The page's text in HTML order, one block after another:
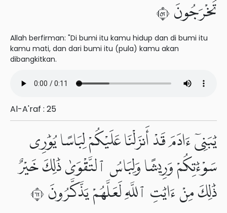
تُخْرَجُونَ ٢٥
Allah berfirman: "Di bumi itu kamu hidup dan di bumi itu
kamu mati, dan dari bumi itu (pula) kamu akan
dibangkitkan.
Al-A'raf : 25
يَٰبَنِىٓ ءَادَمَ قَدْ أَنزَلْنَا عَلَيْكُمْ لِبَاسًا يُوَٰرِى
سَوْءَٰتِكُمْ وَرِيشًا وَلِبَاسُ ٱلتَّقْوَىٰ ذَٰلِكَ خَيْرٌ
ذَٰلِكَ مِنْ ءَايَٰتِ ٱللَّهِ لَعَلَّهُمْ يَذَّكَّرُونَ ٢٦